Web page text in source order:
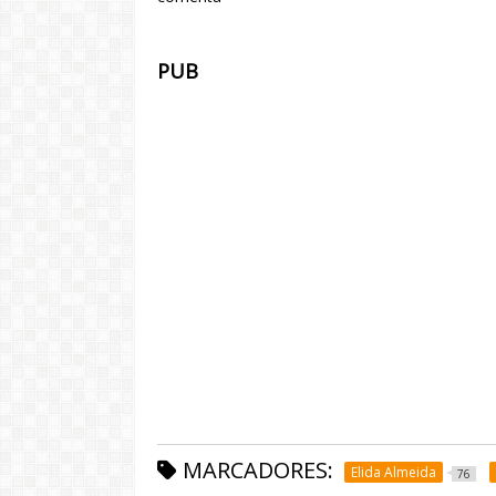
PUB
MARCADORES: Elida Almeida 76